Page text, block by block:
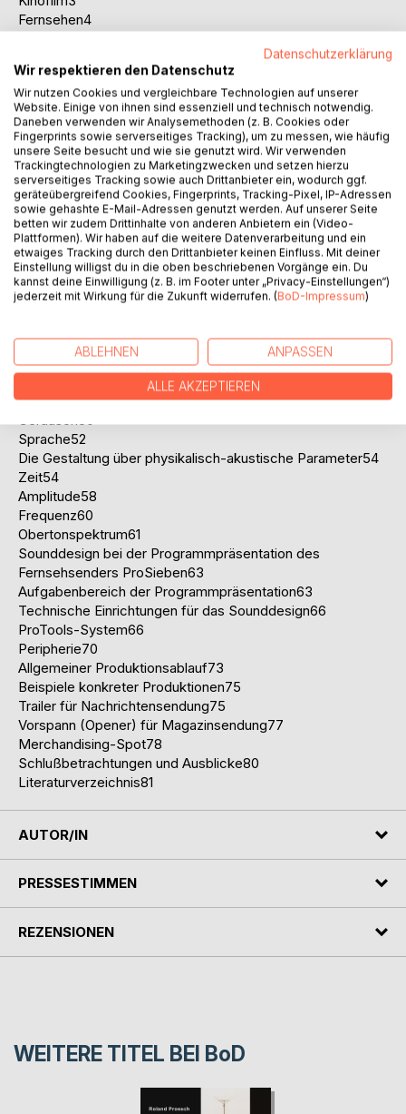
Fernsehen4
Allgemeine Historie des Fernsehens in Deutschland
(Überblick)6
Tonaufnahme im Fernsehstudio7
Synchronisation von Bild und Ton11
Tonaufzeichnung zu Zeiten der Fernseharbeit mit Film18
Audioausstattung der wichtigsten MAZ-Formate20
Stereofonie und Surroundton28
Digitale Audioworkstations (Überblick)30
Grundlagen des Hörprozesses - Voraussetzung zur
akustischen Gestaltung33
Schallerzeugung und Schallausbreitung33
Ton, Klang und Geräusch35
Hörphysiologie, Hörwahrnehmung und
Aspekte der Hörwahrnehmung von Musik45
Komponenten des Sounddesigns bei der Fernseharbeit47
Der Einsatz von Musik, Geräusch und Sprache47
Musik47
Geräusch50
Sprache52
Die Gestaltung über physikalisch-akustische Parameter54
Zeit54
Amplitude58
Frequenz60
Obertonspektrum61
Sounddesign bei der Programmpräsentation des
Fernsehsenders ProSieben63
Aufgabenbereich der Programmpräsentation63
Technische Einrichtungen für das Sounddesign66
ProTools-System66
Peripherie70
Allgemeiner Produktionsablauf73
Beispiele konkreter Produktionen75
Trailer für Nachrichtensendung75
Vorspann (Opener) für Magazinsendung77
Merchandising-Spot78
Schlußbetrachtungen und Ausblicke80
Literaturverzeichnis81
AUTOR/IN
PRESSESTIMMEN
REZENSIONEN
WEITERE TITEL BEI BoD
Datenschutzerklärung
Wir respektieren den Datenschutz
Wir nutzen Cookies und vergleichbare Technologien auf unserer
Website. Einige von ihnen sind essenziell und technisch notwendig.
Daneben verwenden wir Analysemethoden (z. B. Cookies oder
Fingerprints sowie serverseitiges Tracking), um zu messen, wie häufig
unsere Seite besucht und wie sie genutzt wird. Wir verwenden
Trackingtechnologien zu Marketingzwecken und setzen hierzu
serverseitiges Tracking sowie auch Drittanbieter ein, wodurch ggf.
geräteübergreifend Cookies, Fingerprints, Tracking-Pixel, IP-Adressen
sowie gehashte E-Mail-Adressen genutzt werden. Auf unserer Seite
betten wir zudem Drittinhalte von anderen Anbietern ein (Video-
Plattformen). Wir haben auf die weitere Datenverarbeitung und ein
etwaiges Tracking durch den Drittanbieter keinen Einfluss. Mit deiner
Einstellung willigst du in die oben beschriebenen Vorgänge ein. Du
kannst deine Einwilligung (z. B. im Footer unter „Privacy-Einstellungen“)
jederzeit mit Wirkung für die Zukunft widerrufen. (BoD-Impressum)
ABLEHNEN ANPASSEN
ALLE AKZEPTIEREN